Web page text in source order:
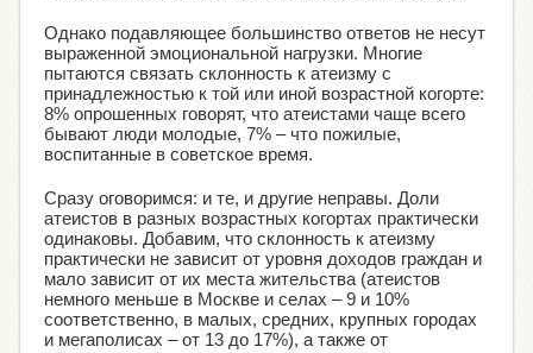
Однако подавляющее большинство ответов не несут
выраженной эмоциональной нагрузки. Многие
пытаются связать склонность к атеизму с
принадлежностью к той или иной возрастной когорте:
8% опрошенных говорят, что атеистами чаще всего
бывают люди молодые, 7% – что пожилые,
воспитанные в советское время.
Сразу оговоримся: и те, и другие неправы. Доли
атеистов в разных возрастных когортах практически
одинаковы. Добавим, что склонность к атеизму
практически не зависит от уровня доходов граждан и
мало зависит от их места жительства (атеистов
немного меньше в Москве и селах – 9 и 10%
соответственно, в малых, средних, крупных городах
и мегаполисах – от 13 до 17%), а также от